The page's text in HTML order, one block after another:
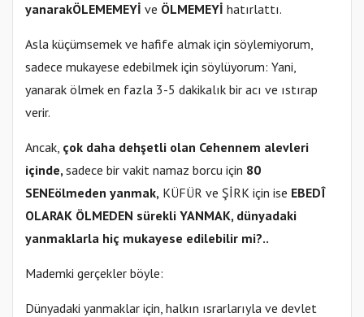
yanarakÖLEMEMEYİ ve ÖLMEMEYİ hatırlattı.
Asla küçümsemek ve hafife almak için söylemiyorum,
sadece mukayese edebilmek için söylüyorum: Yani,
yanarak ölmek en fazla 3-5 dakikalık bir acı ve ıstırap
verir.
Ancak, çok daha dehşetli olan Cehennem alevleri
içinde, sadece bir vakit namaz borcu için 80
SENEölmeden yanmak, KÜFÜR ve ŞİRK için ise EBEDÎ
OLARAK ÖLMEDEN sürekli YANMAK, dünyadaki
yanmaklarla hiç mukayese edilebilir mi?..
Mademki gerçekler böyle:
Dünyadaki yanmaklar için, halkın ısrarlarıyla ve devlet